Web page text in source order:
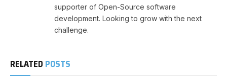
supporter of Open-Source software
development. Looking to grow with the next
challenge.
RELATED POSTS